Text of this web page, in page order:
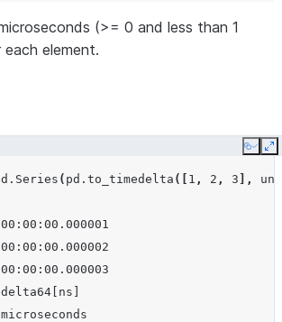
(>= 0 and less than 1
element.
Copy
. Series ( pd . to_timedelta ([ 1 , 2 , 3 ],
microseconds